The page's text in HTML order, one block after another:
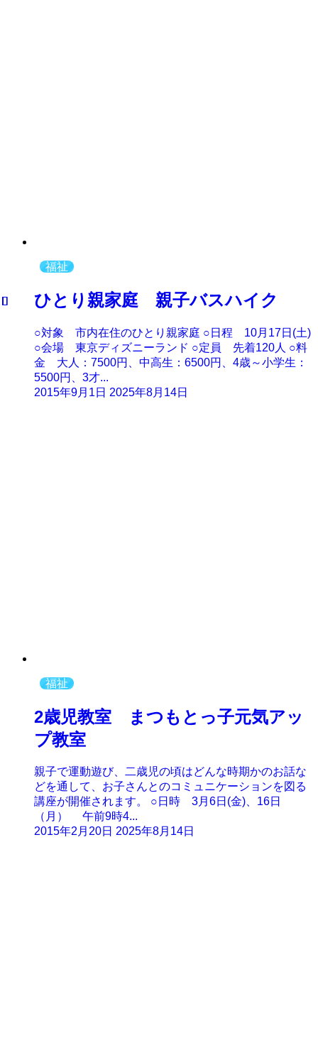
福祉
ひとり親家庭 親子バスハイク
○対象 市内在住のひとり親家庭 ○日程 10月17日(土)
○会場 東京ディズニーランド ○定員 先着120人 ○料
金 大人：7500円、中高生：6500円、4歳～小学生：
5500円、3才...
2015年9月1日 2025年8月14日
福祉
2歳児教室 まつもとっ子元気アッ
プ教室
親子で運動遊び、二歳児の頃はどんな時期かのお話な
どを通して、お子さんとのコミュニケーションを図る
講座が開催されます。 ○日時 3月6日(金)、16日
（月） 午前9時4...
2015年2月20日 2025年8月14日